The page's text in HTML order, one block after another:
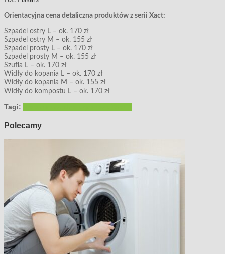
Orientacyjna cena detaliczna produktów z serii Xact:
Szpadel ostry L – ok. 170 zł
Szpadel ostry M – ok. 155 zł
Szpadel prosty L – ok. 170 zł
Szpadel prosty M – ok. 155 zł
Szufla L – ok. 170 zł
Widły do kopania L – ok. 170 zł
Widły do kopania M – ok. 155 zł
Widły do kompostu L – ok. 170 zł
Tagi:
Polecamy